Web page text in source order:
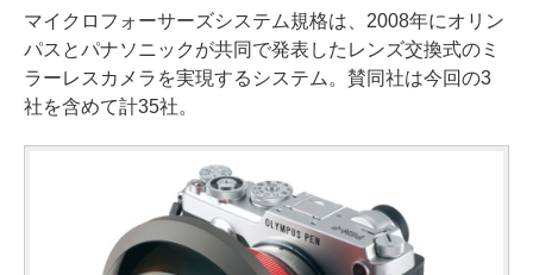
マイクロフォーサーズシステム規格は、2008年にオリン
パスとパナソニックが共同で発表したレンズ交換式のミ
ラーレスカメラを実現するシステム。賛同社は今回の3
社を含めて計35社。